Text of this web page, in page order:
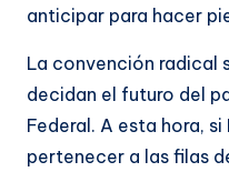
anticipar para hacer
La convención radical
decidan el futuro del
Federal. A esta hora,
pertenecer a las filas